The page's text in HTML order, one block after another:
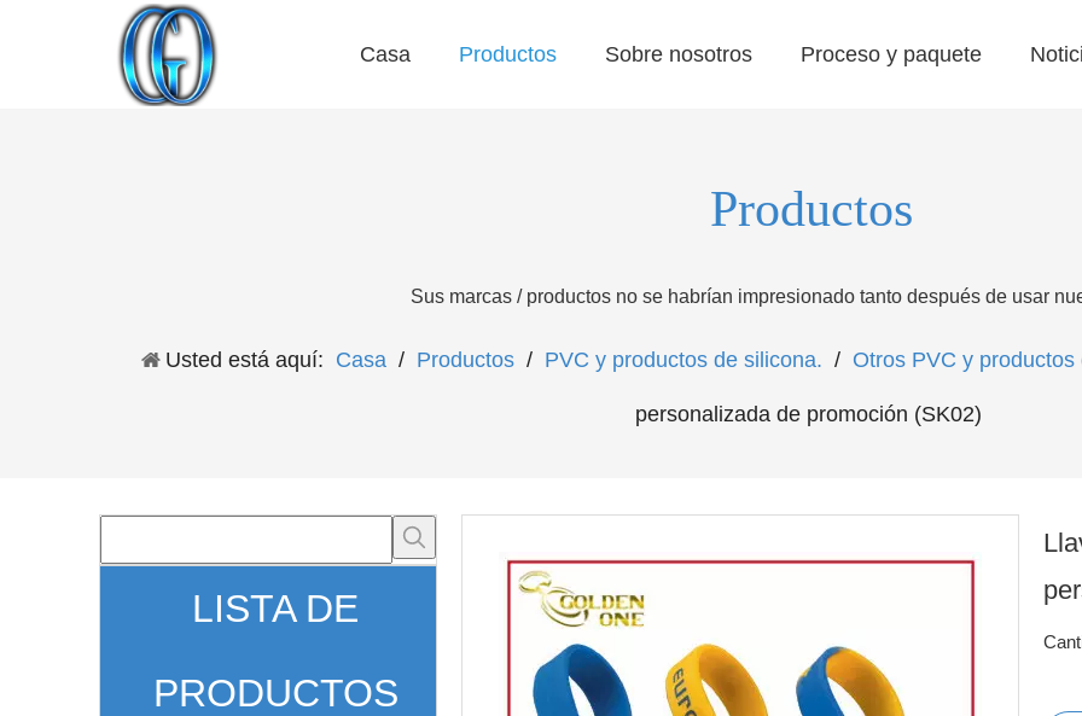
Casa Productos Sobre nosotros Proceso y paquete
Productos
Sus marcas / productos no se habrían impresionado tanto después de usar
Usted está aquí: Casa / Productos / PVC y productos de silicona. / Otros PVC y productos
personalizada de promoción (SK02)
LISTA DE
PRODUCTOS